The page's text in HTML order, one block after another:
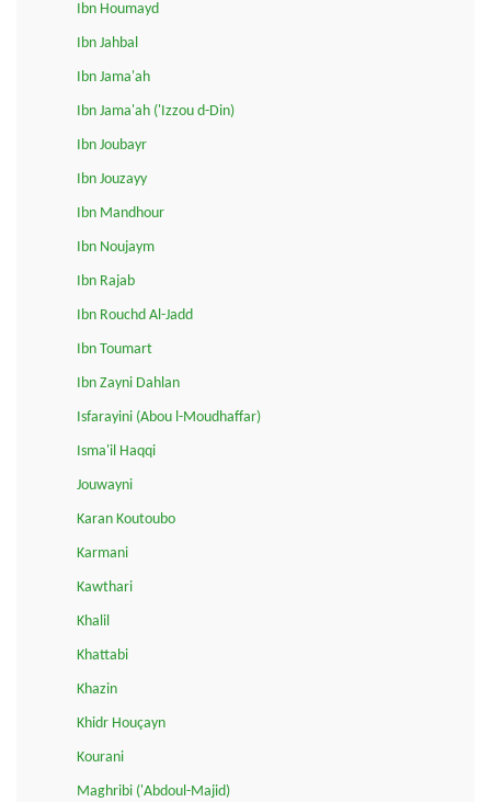
Ibn Houmayd
Ibn Jahbal
Ibn Jama'ah
Ibn Jama'ah ('Izzou d-Din)
Ibn Joubayr
Ibn Jouzayy
Ibn Mandhour
Ibn Noujaym
Ibn Rajab
Ibn Rouchd Al-Jadd
Ibn Toumart
Ibn Zayni Dahlan
Isfarayini (Abou l-Moudhaffar)
Isma'il Haqqi
Jouwayni
Karan Koutoubo
Karmani
Kawthari
Khalil
Khattabi
Khazin
Khidr Houçayn
Kourani
Maghribi ('Abdoul-Majid)